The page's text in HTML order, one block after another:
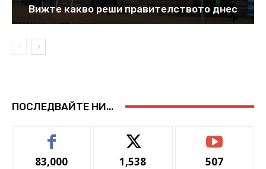
Вижте какво реши правителството днес
ПОСЛЕДВАЙТЕ НИ...
83,000 1,538 507